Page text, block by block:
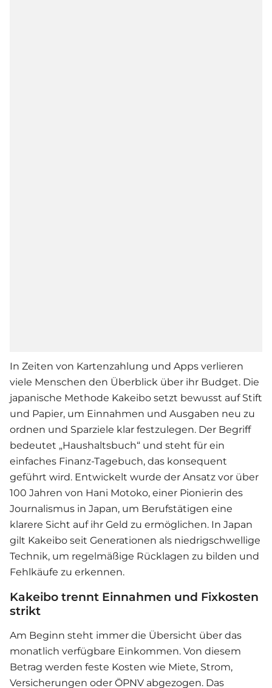
In Zeiten von Kartenzahlung und Apps verlieren
viele Menschen den Überblick über ihr Budget. Die
japanische Methode Kakeibo setzt bewusst auf Stift
und Papier, um Einnahmen und Ausgaben neu zu
ordnen und Sparziele klar festzulegen. Der Begriff
bedeutet „Haushaltsbuch“ und steht für ein
einfaches Finanz-Tagebuch, das konsequent
geführt wird. Entwickelt wurde der Ansatz vor über
100 Jahren von Hani Motoko, einer Pionierin des
Journalismus in Japan, um Berufstätigen eine
klarere Sicht auf ihr Geld zu ermöglichen. In Japan
gilt Kakeibo seit Generationen als niedrigschwellige
Technik, um regelmäßige Rücklagen zu bilden und
Fehlkäufe zu erkennen.
Kakeibo trennt Einnahmen und Fixkosten
strikt
Am Beginn steht immer die Übersicht über das
monatlich verfügbare Einkommen. Von diesem
Betrag werden feste Kosten wie Miete, Strom,
Versicherungen oder ÖPNV abgezogen. Das